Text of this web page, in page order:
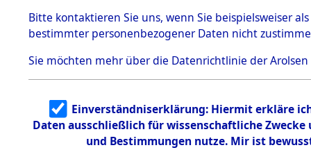
5.3.1 Alliierte
Erhebungen
zu
Todesmärsch
en
5.3.2
Identifizierun
g
5.3.3
Todesmärsch
Bitte kontaktieren Sie uns, wenn Sie beispielsweiser
bestimmter personenbezogener Daten nicht
Sie möchten mehr über die Datenrichtlinie der Arolsen
Einverständniserklärung: Hiermit erkläre
Daten ausschließlich für wissenschaftliche
und Bestimmungen nutze. Mir ist